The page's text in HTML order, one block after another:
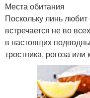
Места обитания
Поскольку линь любит
встречается не во
в настоящих
тростника, рогоза